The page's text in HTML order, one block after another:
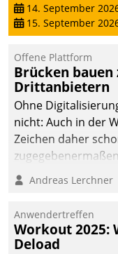
14. September
15. September
Offene Plattform
Brücken bauen
Drittanbietern
Ohne
nicht: Auch in der
Zeichen daher
Branchen.
Andreas Lerchner
Anwendertreffen
Workout 2025:
Deload